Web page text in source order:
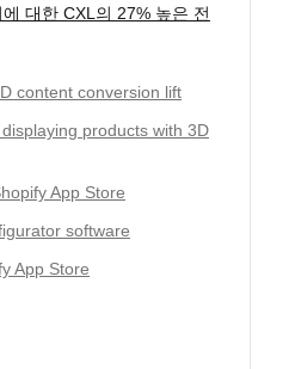
대한 CXL의 27% 높은 전
content conversion lift
products with 3D
App Store
software
App Store